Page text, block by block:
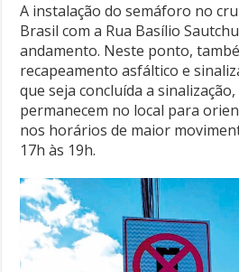
A instalação do semáforo no
Brasil com a Rua Basílio
andamento. Neste ponto,
recapeamento asfáltico e
que seja concluída a
permanecem no local para
nos horários de maior
17h às 19h.